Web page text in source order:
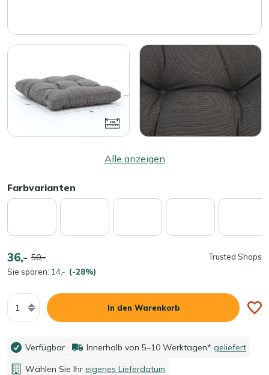
Alle anzeigen
Farbvarianten
36,- 50,-
Sie sparen: 14,- (-28%)
Trusted Shops
Menge
In den Warenkorb
Verfügbar Innerhalb von 5–10 Werktagen* geliefert
Wählen Sie Ihr eigenes Lieferdatum